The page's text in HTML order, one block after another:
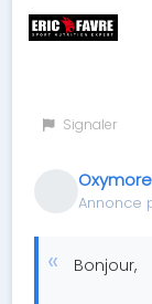
Signaler
Oxymore
Annonce
Bonjour,